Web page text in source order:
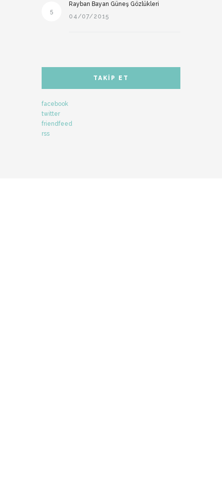
5
Rayban Bayan Güneş Gözlükleri
04/07/2015
TAKIP ET
facebook
twitter
friendfeed
rss